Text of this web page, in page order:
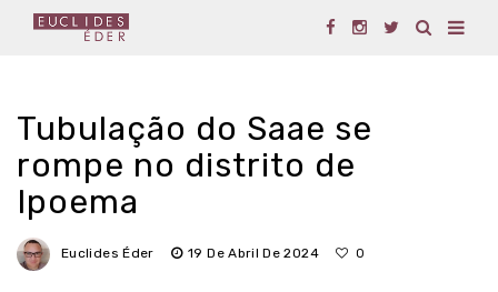
Tubulação do Saae se
rompe no distrito de
Ipoema
Euclides Éder 19 De Abril De 2024 0